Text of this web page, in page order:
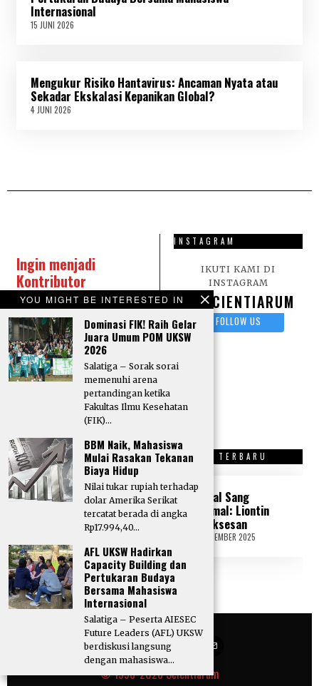
2
6
Internasional
15 JUNI 2026
I
2
0
Mengukur Risiko Hantavirus: Ancaman Nyata atau
Sekadar Ekskalasi Kepanikan Global?
4 JUNI 2026
2
YOU MIGHT BE INTERESTED IN
Dominasi FIK! Raih Gelar
Juara Umum POM UKSW
2026
Salatiga – Sorak sorai
memenuhi arena
pertandingan ketika
Fakultas Ilmu Kesehatan
(FIK)…
BBM Naik, Mahasiswa
Mulai Rasakan Tekanan
Biaya Hidup
Nilai tukar rupiah terhadap
dolar Amerika Serikat
tercatat berada di angka
Rp17.994,40…
AFL UKSW Hadirkan
Capacity Building dan
Pertukaran Budaya
Bersama Mahasiswa
Internasional
Salatiga – Peserta AIESEC
Future Leaders (AFL) UKSW
berdiskusi langsung
dengan mahasiswa…
Ingin menjadi
Kontributor
Scientiarum? Kirim
karya tulis berupa
Artikel, Opini, Puisi,
dan Sastra lainnya
melalui surel:
Redaksi Scientiarum
INSTAGRAM
IKUTI KAMI DI
INSTAGRAM
SCIENTIARUM
FOLLOW US
OPINI TERBARU
“Tone Deaf” di
Tengah Krisis
Politik: Peka atau
Tidak Peka?
17 SEPTEMBER 2025
8
S
E
P
T
E
M
B
E
R
2
SASTRA TERBARU
Kristal Sang
Peramal: Liontin
Kesuksesan
18 SEPTEMBER 2025
M
© 1998-2026Scientiarum